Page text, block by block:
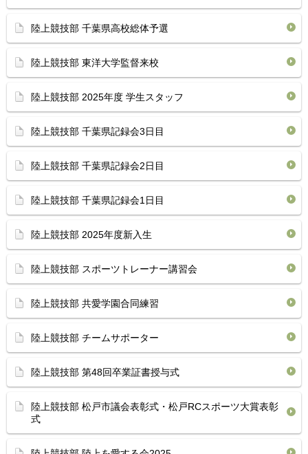
陸上競技部 千葉県高校総体予選
陸上競技部 東洋大学監督来校
陸上競技部 2025年度 学生スタッフ
陸上競技部 千葉県記録会3日目
陸上競技部 千葉県記録会2日目
陸上競技部 千葉県記録会1日目
陸上競技部 2025年度新入生
陸上競技部 スポーツトレーナー講習会
陸上競技部 共愛学園合同練習
陸上競技部 チームサポーター
陸上競技部 第48回卒業証書授与式
陸上競技部 松戸市議会表彰式・松戸RCスポーツ大賞表彰
式